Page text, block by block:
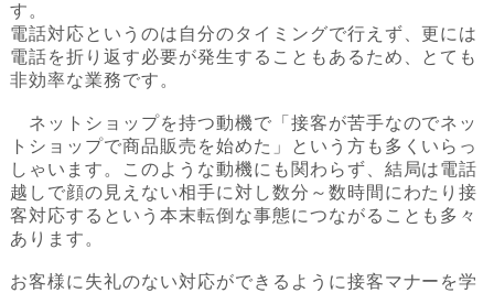
す。
電話対応というのは自分のタイミングで行えず、更には
電話を折り返す必要が発生することもあるため、とても
非効率な業務です。
ネットショップを持つ動機で「接客が苦手なのでネッ
トショップで商品販売を始めた」という方も多くいらっ
しゃいます。このような動機にも関わらず、結局は電話
越しで顔の見えない相手に対し数分～数時間にわたり接
客対応するという本末転倒な事態につながることも多々
あります。
お客様に失礼のない対応ができるように接客マナーを学